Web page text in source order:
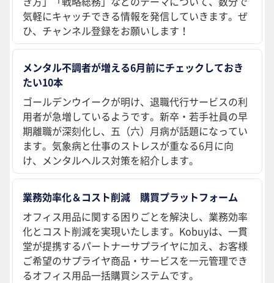
気軽にキャッチできる情報を発信していきます。ぜ
ひ、チャンネル登録をお願いします！
メンタル不調者が増える6月前にチェックしておき
たい10本
ゴールデンウイークが明け、退職代行サービスの利
用者が急増しているようです。新卒・若手社員の早
期離職が深刻化し、五（六）月病が話題になってい
ます。気象病と仕事のストレスが重なる6月に向
け、メンタルヘルス対策を紹介します。
業務効率化＆コスト削減 購買プラットフォーム
オフィス用品に関する困りごとを解決し、業務効率
化とコスト削減を実現いたします。Kobuyは、一貫
堂が提携するパートナーサプライヤに加え、お客様
ご希望のサプライヤ商品・サービスを一元管理でき
るオフィス用品一括購買システムです。